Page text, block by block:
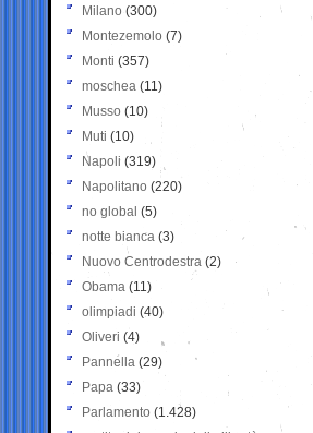
Milano (300)
Montezemolo (7)
Monti (357)
moschea (11)
Musso (10)
Muti (10)
Napoli (319)
Napolitano (220)
no global (5)
notte bianca (3)
Nuovo Centrodestra (2)
Obama (11)
olimpiadi (40)
Oliveri (4)
Pannella (29)
Papa (33)
Parlamento (1.428)